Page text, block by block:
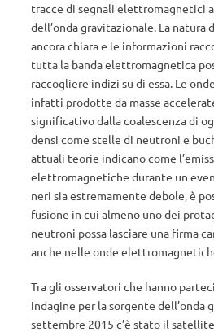
tracce di segnali elettromagnetici
dell’onda gravitazionale. La natura
ancora chiara e le informazioni
tutta la banda elettromagnetica
raccogliere indizi su di essa. Le
infatti prodotte da masse
significativo dalla coalescenza di
densi come stelle di neutroni e
attuali teorie indicano come
elettromagnetiche durante un
neri sia estremamente debole, è
fusione in cui almeno uno dei
neutroni possa lasciare una firma
anche nelle onde
Tra gli osservatori che hanno
indagine per la sorgente dell’onda
settembre 2015 c’è stato il satellite